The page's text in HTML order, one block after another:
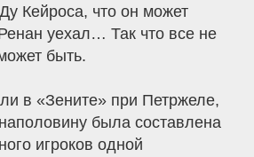
Кейроса, что он может
уехал… Так что все не
быть.
в «Зените» при Петржеле,
была составлена
игроков одной